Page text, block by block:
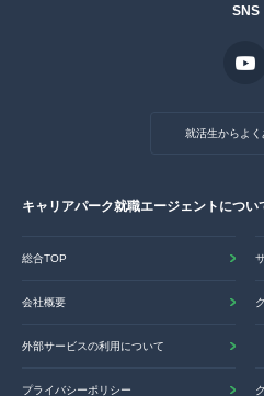
SNS
就活生からよく
キャリアパーク就職エージェントについ
総合TOP
会社概要
外部サービスの利用について
プライバシーポリシー